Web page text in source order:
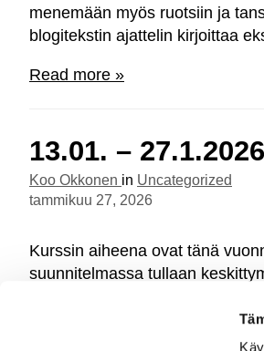
menemään myös ruotsiin ja
blogitekstin ajattelin kirjoittaa
Read more »
13.01. –
Koo Okkonen in Uncategorized
tammikuu 27, 2026
Kurssin aiheena ovat tänä
suunnitelmassa tullaan
puutarhurin koulutuksen ja
kartoitustyön aikana